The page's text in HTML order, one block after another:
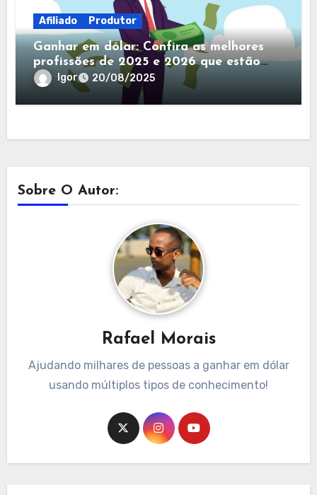
Afiliado Produtor
Ganhar em dólar: Confira as melhores
profissões de 2025 e 2026 que estão
pagando em dólar
Igor 20/08/2025
Sobre O Autor:
Rafael Morais
Ajudando milhares de pessoas a ganhar em dólar
usando múltiplos tipos de conhecimento!